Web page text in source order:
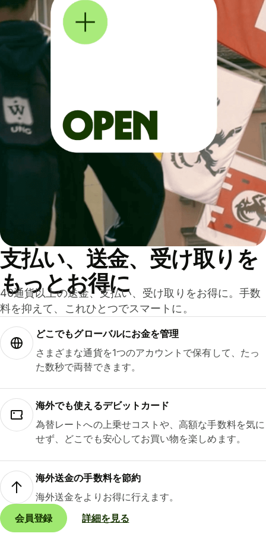
支払い、送金、受け取りを
もっとお得に
40通貨以上の送金、支払い、受け取りをお得に。手数
料を抑えて、これひとつでスマートに。
どこでもグ⁠ロ⁠ー⁠バ⁠ルにお金を管理
さまざまな通貨を1つのアカウントで保有して、たっ
た数秒で両替できます。
海外でも使えるデビットカード
為替レートへの上乗せコストや、高額な手数料を気に
せず、どこでも安心してお買い物を楽しめます。
海外送金の手数料を節約
海外送金をよりお得に行えます。
会員登録
詳細を見る